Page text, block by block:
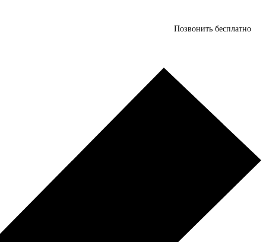
Позвонить бесплатно